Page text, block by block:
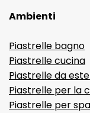
Ambienti
Piastrelle bagno
Piastrelle cucina
Piastrelle da
Piastrelle per la
Piastrelle per